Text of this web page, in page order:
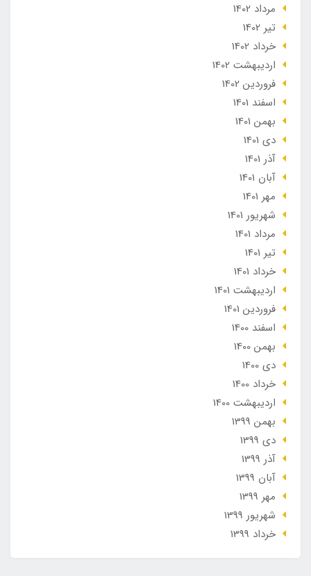
مرداد 1402
تير 1402
خرداد 1402
ارديبهشت 1402
فروردین 1402
اسفند 1401
بهمن 1401
دی 1401
آذر 1401
آبان 1401
مهر 1401
شهریور 1401
مرداد 1401
تير 1401
خرداد 1401
ارديبهشت 1401
فروردین 1401
اسفند 1400
بهمن 1400
دی 1400
خرداد 1400
ارديبهشت 1400
بهمن 1399
دی 1399
آذر 1399
آبان 1399
مهر 1399
شهریور 1399
خرداد 1399